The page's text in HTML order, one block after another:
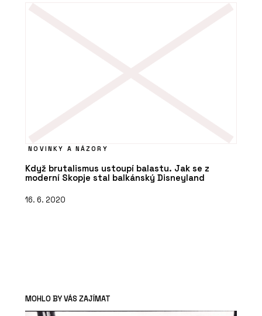
NOVINKY A NÁZORY
Když brutalismus ustoupí balastu. Jak se z
moderní Skopje stal balkánský Disneyland
16. 6. 2020
MOHLO BY VÁS ZAJÍMAT